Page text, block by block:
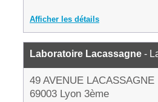
Afficher les détails
Laboratoire Lacassagne -
49 AVENUE LACASSAGNE
69003 Lyon 3ème